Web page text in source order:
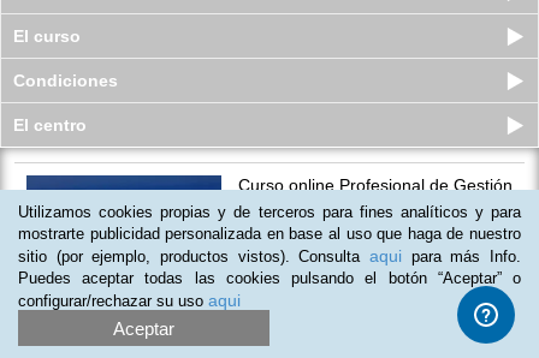
El curso
Condiciones
El centro
Curso online Profesional de Gestión
del Montaje y Mantenimient...
Plazas limitadas
355 $99usd
Utilizamos cookies propias y de terceros para fines analíticos y para
mostrarte publicidad personalizada en base al uso que haga de nuestro
sitio (por ejemplo, productos vistos). Consulta aqui para más Info.
Puedes aceptar todas las cookies pulsando el botón “Aceptar” o
configurar/rechazar su uso aqui
Aceptar